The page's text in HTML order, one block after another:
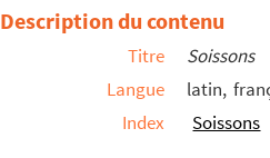
Perin Mss 04543. Consultation de
Perin Mss 04544. Mémoire signifié
Perin Mss 04545. Factum pour les
Perin Mss 04546. Réponse signifiée
Description du contenu
Titre
Soissons
Langue
latin,
Index
Soissons